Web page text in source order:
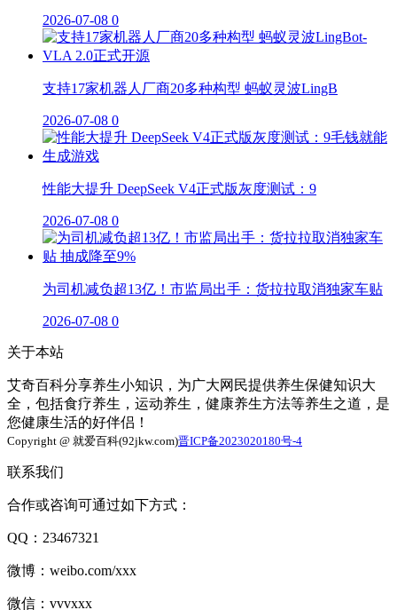
2026-07-08 0
支持17家机器人厂商20多种构型 蚂蚁灵波LingB
2026-07-08 0
性能大提升 DeepSeek V4正式版灰度测试：9
2026-07-08 0
为司机减负超13亿！市监局出手：货拉拉取消独家车贴
2026-07-08 0
关于本站
艾奇百科分享养生小知识，为广大网民提供养生保健知识大
全，包括食疗养生，运动养生，健康养生方法等养生之道，是
您健康生活的好伴侣！
Copyright @ 就爱百科(92jkw.com)晋ICP备2023020180号-4
联系我们
合作或咨询可通过如下方式：
QQ：23467321
微博：weibo.com/xxx
微信：vvvxxx